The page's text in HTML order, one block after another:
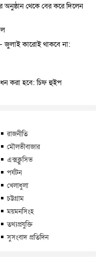
থেকে বের করে দিলেন
জুলাই কারোই থাকবে না:
করা হবে: চিফ হুইপ
রাজনীতি
মৌলভীবাজার
এক্সক্লুসিভ
পর্যটন
খেলাধুলা
চট্টগ্রাম
ময়মনসিংহ
তথ্যপ্রযুক্তি
সুসংবাদ প্রতিদিন